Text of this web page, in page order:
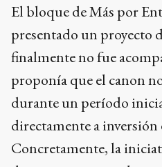
El bloque de Más por
presentado un proyecto
finalmente no fue
proponía que el canon
durante un período
directamente a
Concretamente, la